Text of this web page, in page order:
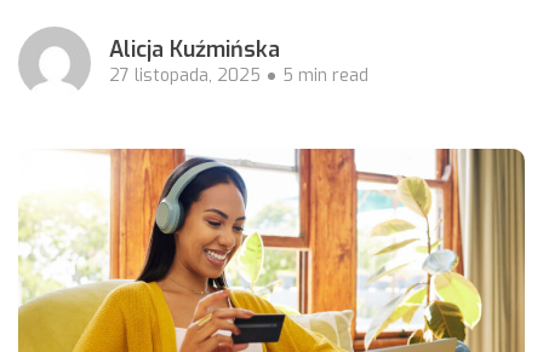
Alicja Kuźmińska
27 listopada, 2025 5 min read